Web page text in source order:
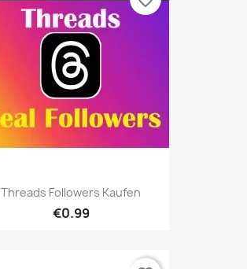
Threads Followers Kaufen
€0.99